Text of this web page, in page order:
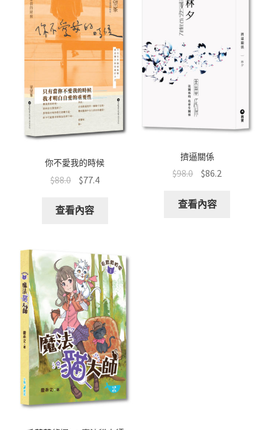
你不愛我的時候
$88.0 $77.4
查看內容
擠逼關係
$98.0 $86.2
查看內容